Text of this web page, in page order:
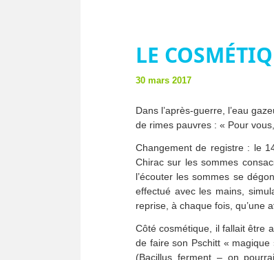
LE
30 mars 2017
Dans l’après-guerre, l’eau
de rimes pauvres : « Pour
Changement de registre : le
Chirac sur les sommes
l’écouter les sommes se
effectué avec les mains,
reprise, à chaque fois, qu’une
Côté cosmétique, il fallait être
de faire son Pschitt «
(Bacillus ferment – on